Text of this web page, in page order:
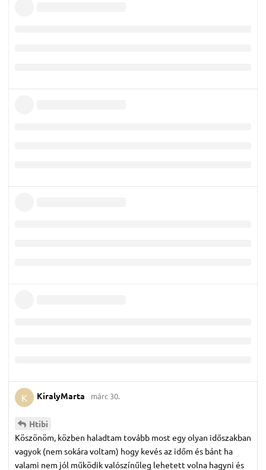
K KiralyMarta márc 30.
Htibi
Köszönöm, közben haladtam tovább most egy olyan időszakban
vagyok (nem sokára voltam) hogy kevés az időm és bánt ha
valami nem jól működik valószínűleg lehetett volna hagyni és